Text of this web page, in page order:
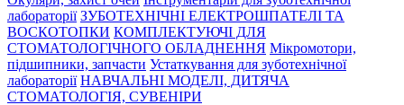
лабораторії ЗУБОТЕХНІЧНІ ЕЛЕКТРОШПАТЕЛІ ТА
ВОСКОТОПКИ КОМПЛЕКТУЮЧІ ДЛЯ
СТОМАТОЛОГІЧНОГО ОБЛАДНЕННЯ Мікромотори,
підшипники, запчасти Устаткування для зуботехнічної
лабораторії НАВЧАЛЬНІ МОДЕЛІ, ДИТЯЧА
СТОМАТОЛОГІЯ, СУВЕНІРИ